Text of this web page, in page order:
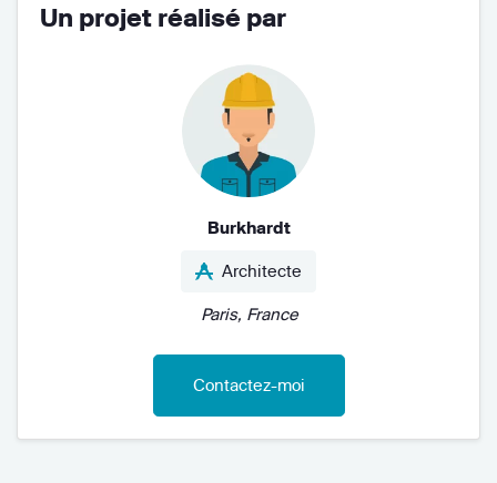
Un projet réalisé par
Burkhardt
Architecte
Paris, France
Contactez-moi